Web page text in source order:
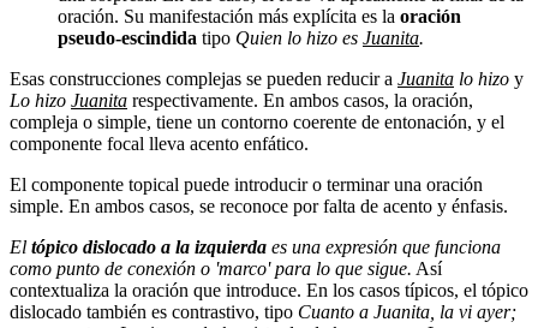
oración. Su manifestación más explícita es la oración
pseudo-escindida tipo Quien lo hizo es Juanita.
Esas construcciones complejas se pueden reducir a Juanita lo hizo y
Lo hizo Juanita respectivamente. En ambos casos, la oración,
compleja o simple, tiene un contorno coerente de entonación, y el
componente focal lleva acento enfático.
El componente topical puede introducir o terminar una oración
simple. En ambos casos, se reconoce por falta de acento y énfasis.
El tópico dislocado a la izquierda es una expresión que funciona
como punto de conexión o 'marco' para lo que sigue. Así
contextualiza la oración que introduce. En los casos típicos, el tópico
dislocado también es contrastivo, tipo Cuanto a Juanita, la vi ayer;